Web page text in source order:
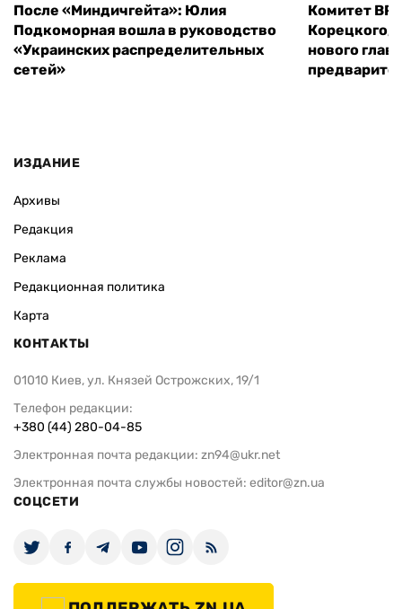
После «Миндичгейта»: Юлия
Подкоморная вошла в руководство
«Украинских распределительных
сетей»
Комитет ВР
Корецкого,
нового
ИЗДАНИЕ
Архивы
Редакция
Реклама
Редакционная политика
Карта
КОНТАКТЫ
01010 Киев, ул. Князей Острожских, 19/1
Телефон редакции:
+380 (44) 280-04-85
Электронная почта редакции: zn94@ukr.net
Электронная почта службы новостей: editor@zn.ua
СОЦСЕТИ